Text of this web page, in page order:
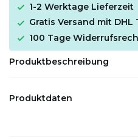
1-2 Werktage Lieferzeit
Gratis Versand mit DHL
100 Tage
Produktbeschreibung
Produktdaten